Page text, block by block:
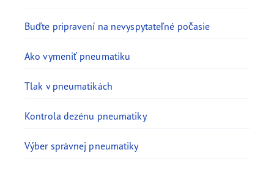
Buďte pripravení na nevyspytateľné počasie
Ako vymeniť pneumatiku
Tlak v pneumatikách
Kontrola dezénu pneumatiky
Výber správnej pneumatiky